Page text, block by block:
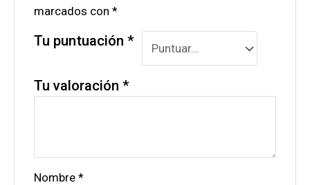
marcados con*
Tu puntuación*
Tu valoración*
Nombre*